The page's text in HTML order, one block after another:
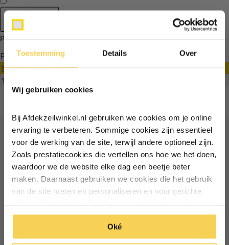
Toestemming Details Over
Wij gebruiken cookies
Bij Afdekzeilwinkel.nl gebruiken we cookies om je online
ervaring te verbeteren. Sommige cookies zijn essentieel
voor de werking van de site, terwijl andere optioneel zijn.
Zoals prestatiecookies die vertellen ons hoe we het doen,
waardoor we de website elke dag een beetje beter
maken. Daarnaast gebruiken we cookies die het gebruik
van de site meten en personaliseren en voor gerichte
manier. Klik op 'Oké' om alle cookies te accepteren. Of
klik op ‘alleen essentiele’ als je niet akkoord gaat met
cookies.
Oké
Apply filters
Producten getagd met groen pvc
Producten
Filter
Ontvang €5 korting
Schrijf je in voor de nieuwsbrief en ontvang €5 welkomstkorting!
Email
Ontvang €5,- korting!
Schrijf je in voor de nieuwsbrief en
Vul je e-mailadres in‍⁪⁪
Particulier Zakelijk
Inschrijven
*Geldig bij minimale besteding vanaf €75